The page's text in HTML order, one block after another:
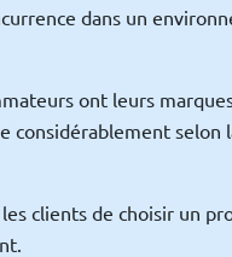
dans un
ont leurs
considérablement selon
les clients de choisir un